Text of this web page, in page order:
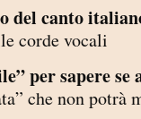
del canto
corde vocali
per sapere
che non potrà